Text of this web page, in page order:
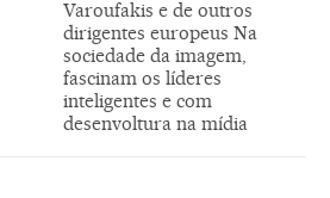
Varoufakis e de outros
dirigentes europeus Na
sociedade da imagem,
fascinam os líderes
inteligentes e com
desenvoltura na mídia